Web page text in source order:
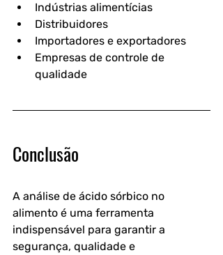
Indústrias alimentícias
Distribuidores
Importadores e exportadores
Empresas de controle de
qualidade
Conclusão
A análise de ácido sórbico no
alimento é uma ferramenta
indispensável para garantir a
segurança, qualidade e